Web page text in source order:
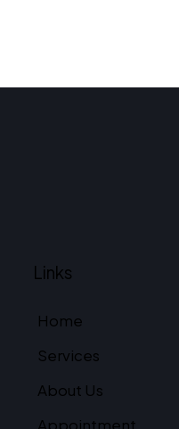
Links
Home
Services
About Us
Appointment